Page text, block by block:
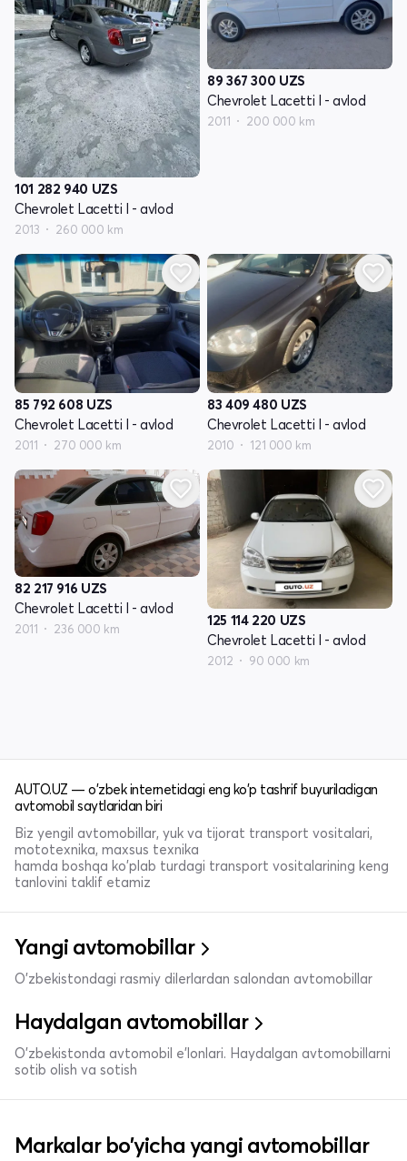
101 282 940 UZS
Chevrolet Lacetti I - avlod
2013 260 000 km
89 367 300 UZS
Chevrolet Lacetti I - avlod
2011 200 000 km
85 792 608 UZS
Chevrolet Lacetti I - avlod
2011 270 000 km
83 409 480 UZS
Chevrolet Lacetti I - avlod
2010 121 000 km
82 217 916 UZS
Chevrolet Lacetti I - avlod
2011 236 000 km
125 114 220 UZS
Chevrolet Lacetti I - avlod
2012 90 000 km
AUTO.UZ — o'zbek internetidagi eng ko'p tashrif buyuriladigan
avtomobil saytlaridan biri
Biz yengil avtomobillar, yuk va tijorat transport vositalari,
mototexnika, maxsus texnika
hamda boshqa ko'plab turdagi transport vositalarining keng
tanlovini taklif etamiz
Yangi avtomobillar
O'zbekistondagi rasmiy dilerlardan salondan avtomobillar
Haydalgan avtomobillar
O'zbekistonda avtomobil e’lonlari. Haydalgan avtomobillarni
sotib olish va sotish
Markalar bo'yicha yangi avtomobillar